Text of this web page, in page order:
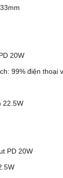
20W
99% điện thoại
22.5W
PD 20W